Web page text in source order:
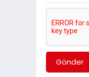
Gönder